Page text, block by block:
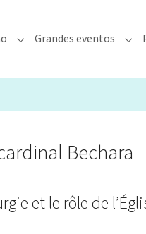
"Solidariedade"
Submenu for "Formação"
Grandes eventos
Bechara
et le rôle de